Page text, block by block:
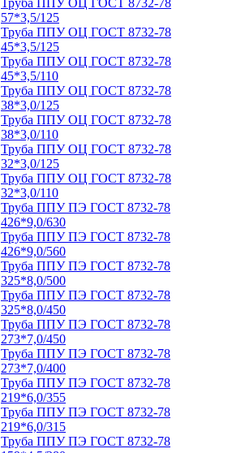
Труба ППУ ОЦ ГОСТ 8732-78
57*3,5/125
Труба ППУ ОЦ ГОСТ 8732-78
45*3,5/125
Труба ППУ ОЦ ГОСТ 8732-78
45*3,5/110
Труба ППУ ОЦ ГОСТ 8732-78
38*3,0/125
Труба ППУ ОЦ ГОСТ 8732-78
38*3,0/110
Труба ППУ ОЦ ГОСТ 8732-78
32*3,0/125
Труба ППУ ОЦ ГОСТ 8732-78
32*3,0/110
Труба ППУ ПЭ ГОСТ 8732-78
426*9,0/630
Труба ППУ ПЭ ГОСТ 8732-78
426*9,0/560
Труба ППУ ПЭ ГОСТ 8732-78
325*8,0/500
Труба ППУ ПЭ ГОСТ 8732-78
325*8,0/450
Труба ППУ ПЭ ГОСТ 8732-78
273*7,0/450
Труба ППУ ПЭ ГОСТ 8732-78
273*7,0/400
Труба ППУ ПЭ ГОСТ 8732-78
219*6,0/355
Труба ППУ ПЭ ГОСТ 8732-78
219*6,0/315
Труба ППУ ПЭ ГОСТ 8732-78